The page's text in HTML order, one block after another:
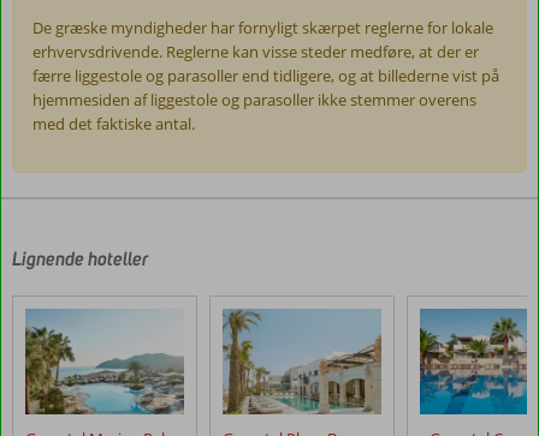
De græske myndigheder har fornyligt skærpet reglerne for lokale
erhvervsdrivende. Reglerne kan visse steder medføre, at der er
færre liggestole og parasoller end tidligere, og at billederne vist på
hjemmesiden af liggestole og parasoller ikke stemmer overens
med det faktiske antal.
af
kunder
efter
deres
ophold
på
Lignende hoteller